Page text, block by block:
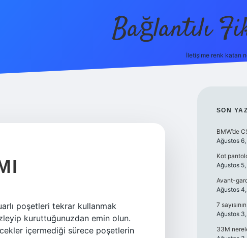
Bağlantılı
İletişime renk katan
poşetleri tekrar kullanmak
kuruttuğunuzdan emin olun.
içermediği sürece poşetlerin
SON
BMW’de
Ağustos
Kot
Ağustos
Avant-
Ağustos
7
Ağustos
33M